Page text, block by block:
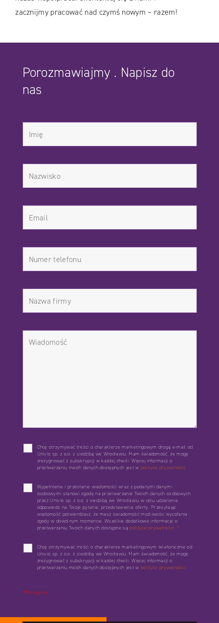
zacznijmy pracować nad czymś nowym – razem!
Porozmawiajmy . Napisz do
nas
Chcę otrzymywać treści o charakterze marketingowym drogą e-mail od
Univio sp. z o.o. z siedzibą we Wrocławiu. Mam świadomość, że mogę
zrezygnować z subskrypcji w każdej chwili. Więcej informacji o
przetwarzaniu moich danych dostępnych jest w polityce prywatności.
Wypełnienie i przesłanie wiadomości wraz z podanymi danymi
osobowymi stanowi zgodę na przetwarzanie Twoich danych osobowych
przez Univio sp. z o.o. z siedzibą we Wrocławiu w celu udzielenia
odpowiedzi na Twoje pytanie, przedstawienia oferty. Przesyłając
wiadomość potwierdzasz, że masz świadomość możliwości wycofania
zgody w dowolnym momencie. Wszelkie dodatkowe informacje o
przetwarzaniu Twoich danych dostępne sąpolityce prywatności. *
Chcę otrzymywać treści o charakterze marketingowym telefonicznie od
Univio sp. z o.o. z siedzibą we Wrocławiu. Mam świadomość, że mogę
zrezygnować z subskrypcji w każdej chwili. Więcej informacji o
przetwarzaniu moich danych dostępnych jest w polityce prywatności.
*Wymagane